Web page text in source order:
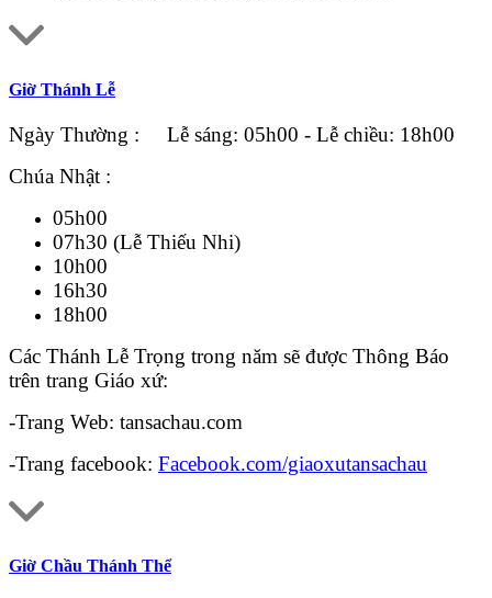
Giờ Thánh Lễ
Ngày Thường : Lễ sáng: 05h00 - Lễ chiều: 18h00
Chúa Nhật :
05h00
07h30 (Lễ Thiếu Nhi)
10h00
16h30
18h00
Các Thánh Lễ Trọng trong năm sẽ được Thông Báo
trên trang Giáo xứ:
-Trang Web: tansachau.com
-Trang facebook: Facebook.com/giaoxutansachau
Giờ Chầu Thánh Thể